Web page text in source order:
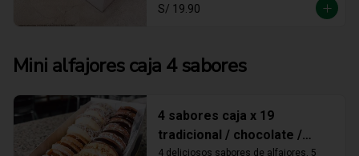
S/ 19.90
Mini alfajores caja 4 sabores
4 sabores caja x 19
tradicional / chocolate /
4 deliciosos sabores de alfajores, 5